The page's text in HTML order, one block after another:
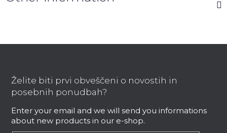
Želite biti prvi obveščeni o novostih in
posebnih ponudbah?
Enter your email and we will send you informations
about new products in our e-shop.